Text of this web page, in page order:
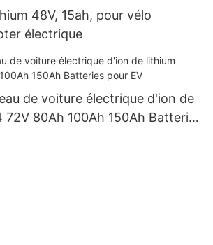
48V, 15ah, pour vélo
électrique
de voiture électrique d'ion de
72V 80Ah 100Ah 150Ah Batteries